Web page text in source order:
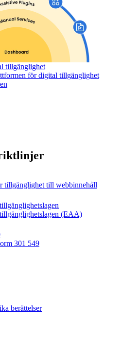
tillgänglighet
för digital tillgänglighet
tillgänglighet till webbinnehåll
(EAA)
301 549
berättelser